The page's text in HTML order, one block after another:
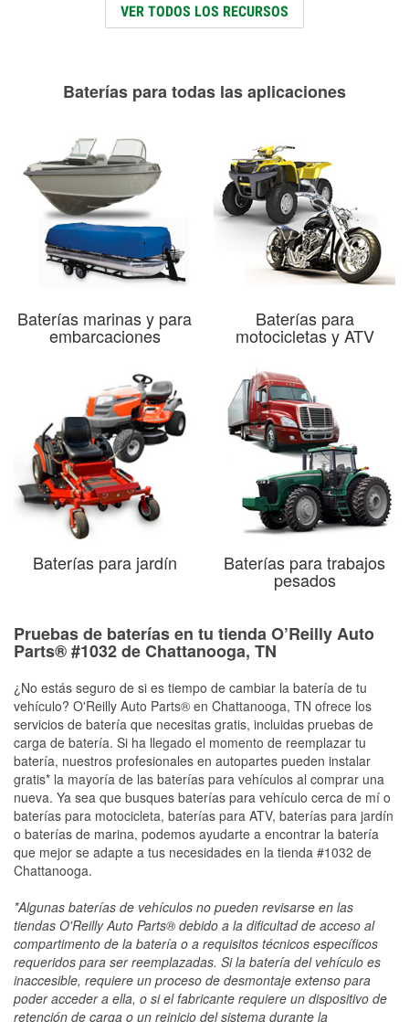
VER TODOS LOS RECURSOS
Baterías para todas las aplicaciones
Baterías marinas y para
embarcaciones
Baterías para
motocicletas y ATV
Baterías para jardín Baterías para trabajos
pesados
Pruebas de baterías en tu tienda O’Reilly Auto
Parts® #1032 de Chattanooga, TN
¿No estás seguro de si es tiempo de cambiar la batería de tu
vehículo? O'Reilly Auto Parts® en Chattanooga, TN ofrece los
servicios de batería que necesitas gratis, incluidas pruebas de
carga de batería. Si ha llegado el momento de reemplazar tu
batería, nuestros profesionales en autopartes pueden instalar
gratis* la mayoría de las baterías para vehículos al comprar una
nueva. Ya sea que busques baterías para vehículo cerca de mí o
baterías para motocicleta, baterías para ATV, baterías para jardín
o baterías de marina, podemos ayudarte a encontrar la batería
que mejor se adapte a tus necesidades en la tienda #1032 de
Chattanooga.
*Algunas baterías de vehículos no pueden revisarse en las
tiendas O'Reilly Auto Parts® debido a la dificultad de acceso al
compartimento de la batería o a requisitos técnicos específicos
requeridos para ser reemplazadas. Si la batería del vehículo es
inaccesible, requiere un proceso de desmontaje extenso para
poder acceder a ella, o si el fabricante requiere un dispositivo de
retención de carga o un reinicio del sistema durante la